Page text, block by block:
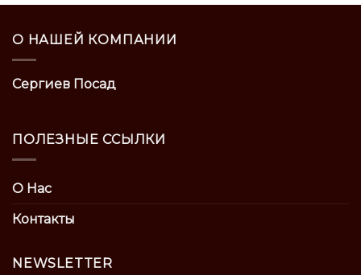
О НАШЕЙ КОМПАНИИ
Сергиев Посад
ПОЛЕЗНЫЕ ССЫЛКИ
О Нас
Контакты
NEWSLETTER